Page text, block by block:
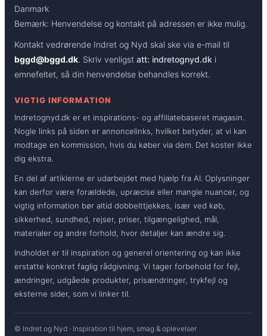
Danmark
Bemærk: Henvendelse og kontakt på adressen er ikke mulig.
Kontakt vedrørende Indret og Nyd skal ske via e-mail til
bggd@bggd.dk. Skriv venligst att: indretognyd.dk i
emnefeltet, så din henvendelse behandles korrekt.
VIGTIG INFORMATION
Indretognyd.dk er et inspirations- og affiliatebaseret magasin.
Nogle links på siden er annoncelinks, hvilket betyder, at vi kan
modtage en kommission, hvis du køber via dem. Det koster ikke
dig ekstra.
En del af artiklerne er udarbejdet med hjælp fra AI. Oplysninger
kan derfor være forældede, upræcise eller mangle nuancer, og
vigtig information bør altid dobbelttjekkes, især ved køb,
sikkerhed, sundhed, rejser, priser, tilgængelighed, mål,
materialer og andre forhold, hvor detaljer kan ændre sig.
Indholdet er til inspiration og generel orientering og kan ikke
erstatte konkret faglig rådgivning. Vi tager forbehold for fejl,
ændringer, udgåede produkter, prisændringer, trykfejl og
eksterne sider, som vi linker til.
© Indret og Nyd · Inspiration til hjem, smag & oplevelser